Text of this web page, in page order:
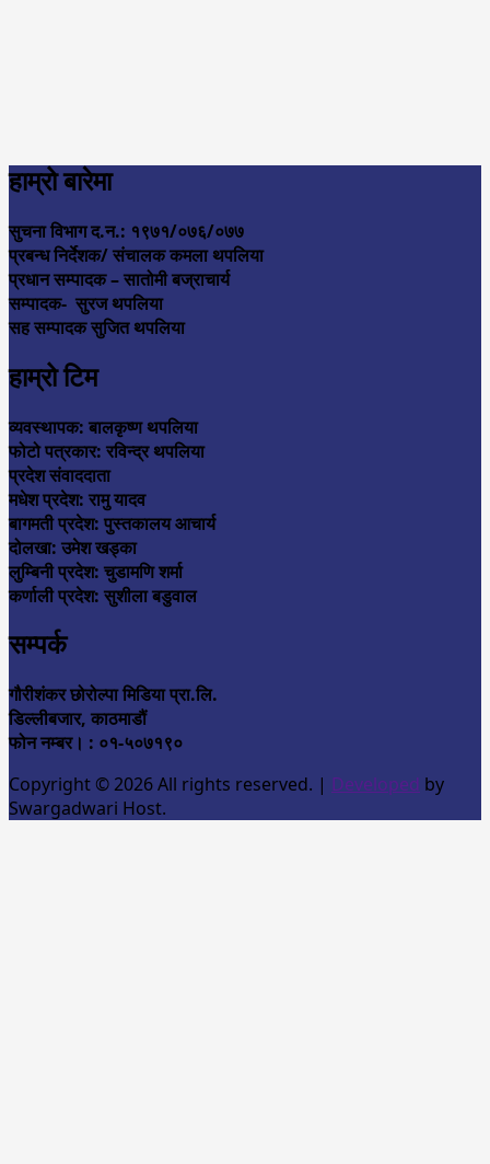
हाम्रो बारेमा
सुचना विभाग द.न.: १९७१/०७६/०७७
प्रबन्ध निर्देशक/ संचालक कमला थपलिया
प्रधान सम्पादक – सातोमी बज्राचार्य
सम्पादक- सुरज थपलिया
सह सम्पादक सुजित थपलिया
हाम्रो टिम
व्यवस्थापक: बालकृष्ण थपलिया
फोटो पत्रकार: रविन्द्र थपलिया
प्रदेश संवाददाता
मधेश प्रदेश: रामु यादव
बागमती प्रदेश: पुस्तकालय आचार्य
दोलखा: उमेश खड्का
लुम्बिनी प्रदेश: चुडामणि शर्मा
कर्णाली प्रदेश: सुशीला बडुवाल
सम्पर्क
गौरीशंकर छोरोल्पा मिडिया प्रा.लि.
डिल्लीबजार, काठमाडौं
फोन नम्बर। : ०१-५०७१९०
Copyright © 2026 All rights reserved. | Developed by
Swargadwari Host.